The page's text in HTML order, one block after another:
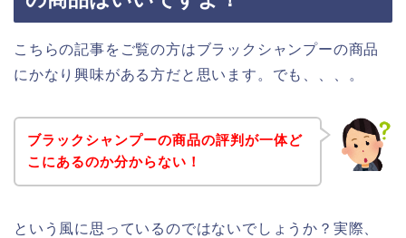
こちらの記事をご覧の方はブラックシャンプーの商品
にかなり興味がある方だと思います。でも、、、。
ブラックシャンプーの商品の評判が一体ど
こにあるのか分からない！
という風に思っているのではないでしょうか？実際、